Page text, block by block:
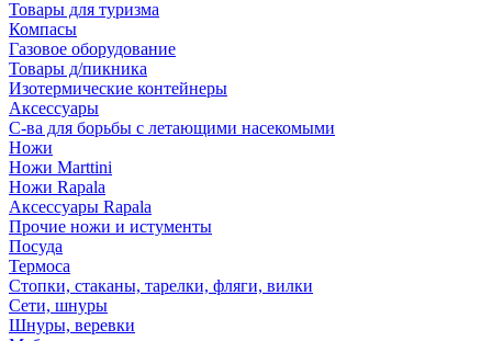
Товары для туризма
Компасы
Газовое оборудование
Товары д/пикника
Изотермические контейнеры
Аксессуары
С-ва для борьбы с летающими насекомыми
Ножи
Ножи Marttini
Ножи Rapala
Аксессуары Rapala
Прочие ножи и истументы
Посуда
Термоса
Стопки, стаканы, тарелки, фляги, вилки
Сети, шнуры
Шнуры, веревки